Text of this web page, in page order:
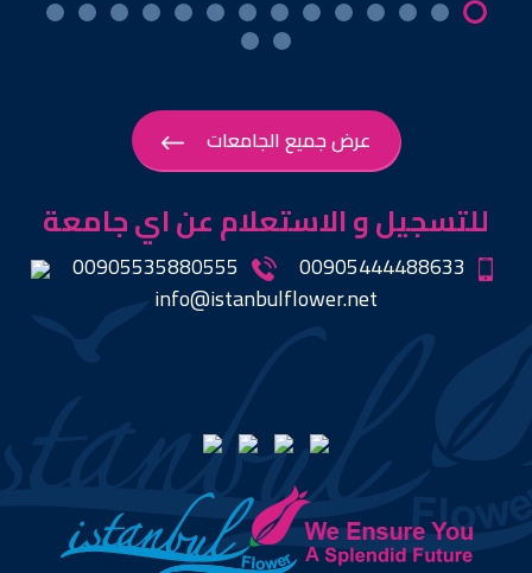
عرض جميع الجامعات
للتسجيل و الاستعلام عن اي جامعة
00905444488633
00905535880555
info@istanbulflower.net